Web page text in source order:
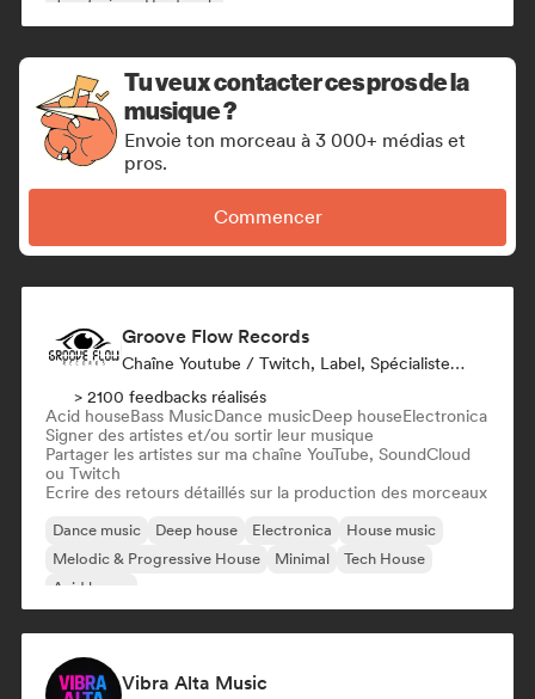
Jazz fusion Hard rock
Tu veux contacter ces pros de la
musique ?
Envoie ton morceau à 3 000+ médias et
pros.
Commencer
Groove Flow Records
Chaîne Youtube / Twitch, Label, Spécialiste Son
> 2100 feedbacks réalisés
Acid houseBass MusicDance musicDeep houseElectronica
Signer des artistes et/ou sortir leur musique
Partager les artistes sur ma chaîne YouTube, SoundCloud
ou Twitch
Ecrire des retours détaillés sur la production des morceaux
Dance music Deep house Electronica
House music
Melodic & Progressive House
Minimal
Tech House
Acid house
Vibra Alta Music